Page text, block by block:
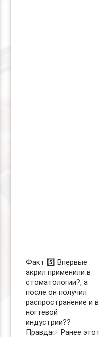
Факт 5️⃣ Впервые
акрил применили в
стоматологии?, а
после он получил
распространение и в
ногтевой
индустрии??
Правда✅ Ранее этот